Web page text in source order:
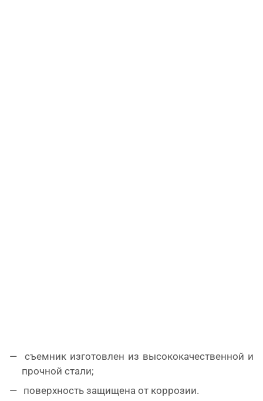
съемник изготовлен из высококачественной и
прочной стали;
поверхность защищена от коррозии.